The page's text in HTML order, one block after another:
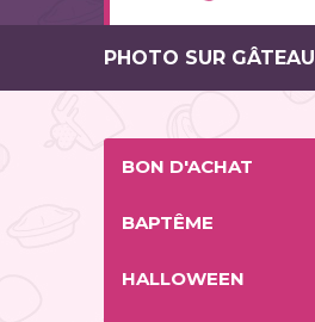
PHOTO SUR GÂTEAU
BON D'ACHAT
BAPTÊME
HALLOWEEN